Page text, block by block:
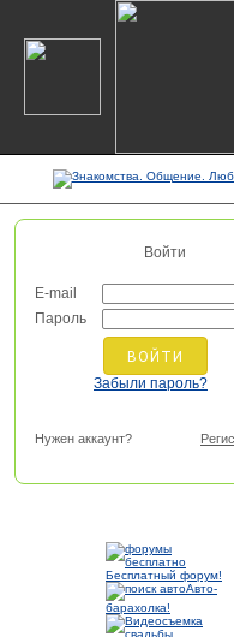
Войти
E-mail
Пароль
Забыли пароль?
Нужен аккаунт?
Бесплатный форум!
Авто-
барахолка!